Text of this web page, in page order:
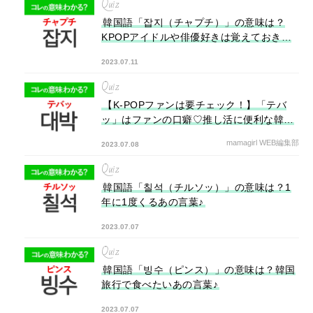
Quiz
韓国語「잡지（チャプチ）」の意味は？
KPOPアイドルや俳優好きは覚えておきた
2023.07.11
Quiz
【K-POPファンは要チェック！】「テバ
ッ」はファンの口癖♡推し活に便利な韓国
2023.07.08 mamagirl WEB編集部
Quiz
韓国語「칠석（チルソッ）」の意味は？1
年に1度くるあの言葉♪
2023.07.07
Quiz
韓国語「빙수（ピンス）」の意味は？韓国
旅行で食べたいあの言葉♪
2023.07.07